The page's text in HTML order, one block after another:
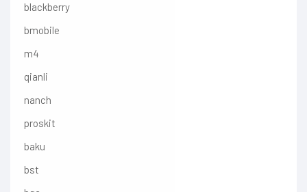
blackberry
bmobile
m4
qianli
nanch
proskit
baku
bst